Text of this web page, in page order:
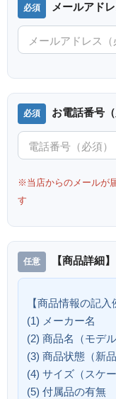
メールアドレ
お電話番号（
※当店からのメールが
す
【商品詳細】
【商品情報の記入
(1) メーカー名
(2) 商品名（モデ
(3) 商品状態（新
(4) サイズ（スケー
(5) 付属品の有無